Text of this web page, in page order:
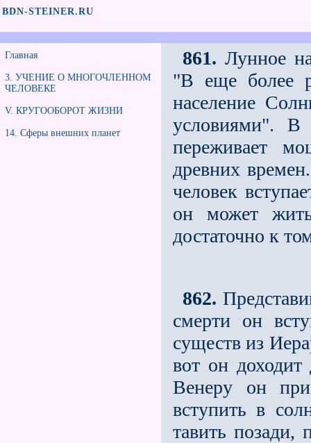
BDN-STEINER.RU
Главная
3. УЧЕНИЕ О МНОГОЧЛЕННОМ
ЧЕЛОВЕКЕ
V. КРУГООБОРОТ ЖИЗНИ
14. Сферы внешних планет
861. Лунное
"В еще более
население
условиями". В
переживает
древних
человек
он может
достаточно к
862.
смерти он
существ из
вот он
Венеру он
вступить в
тавить позади,